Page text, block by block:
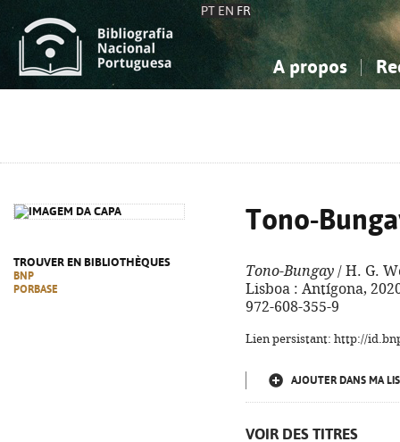
PT EN FR
A propos
TROUVER EN BIBLIOTHÈQUES
BNP
PORBASE
Tono-
Tono-Bungay / H. G.
Lisboa : Antígona,
972-608-355-9
Lien persistant: http://
AJOUTER DANS MA
VOIR DES TITRES